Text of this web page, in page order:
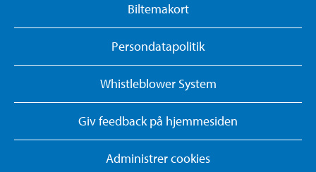
Biltemakort
Persondatapolitik
Whistleblower System
Giv feedback på hjemmesiden
Administrer cookies